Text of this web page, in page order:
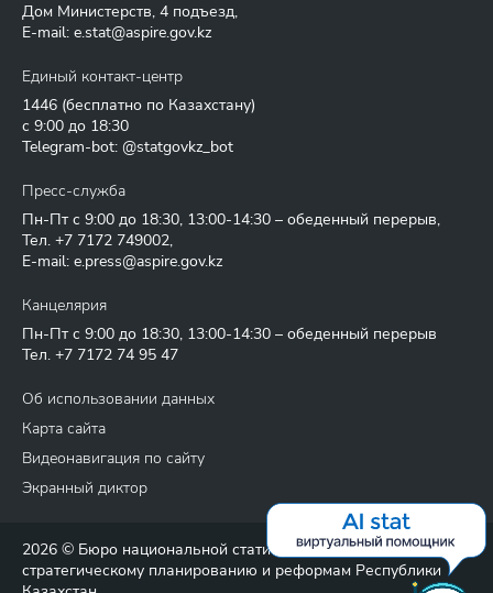
Дом Министерств, 4 подъезд,
E-mail: e.stat@aspire.gov.kz
Единый контакт-центр
1446 (бесплатно по Казахстану)
с 9:00 до 18:30
Telegram-bot: @statgovkz_bot
Пресс-служба
Пн-Пт с 9:00 до 18:30, 13:00-14:30 – обеденный перерыв,
Тел. +7 7172 749002,
E-mail: e.press@aspire.gov.kz
Канцелярия
Пн-Пт с 9:00 до 18:30, 13:00-14:30 – обеденный перерыв
Тел. +7 7172 74 95 47
Об использовании данных
Карта сайта
Видеонавигация по сайту
Экранный диктор
2026 © Бюро национальной статистики Агентства по
стратегическому планированию и реформам Республики